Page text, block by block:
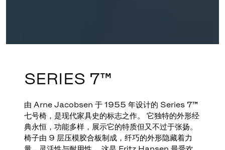
SERIES 7™
由 Arne Jacobsen 于 1955 年设计的 Series 7™
七号椅，是现代家具史的标志之作。 它独特的外形经
典永恒，功能多样，展示它的特质但又不过于张扬。
椅子由 9 层压模胶合板制成，纤巧的外形隐藏着力